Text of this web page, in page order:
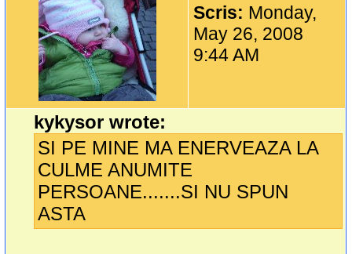
Scris: Monday,
May 26, 2008
9:44 AM
kykysor wrote:
SI PE MINE MA ENERVEAZA LA
CULME ANUMITE
PERSOANE.......SI NU SPUN
ASTA